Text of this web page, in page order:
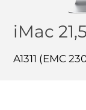
iMac
A1311 (EMC